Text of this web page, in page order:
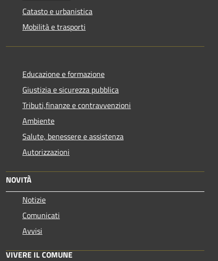
Catasto e urbanistica
Mobilità e trasporti
Educazione e formazione
Giustizia e sicurezza pubblica
Tributi,finanze e contravvenzioni
Ambiente
Salute, benessere e assistenza
Autorizzazioni
NOVITÀ
Notizie
Comunicati
Avvisi
VIVERE IL COMUNE